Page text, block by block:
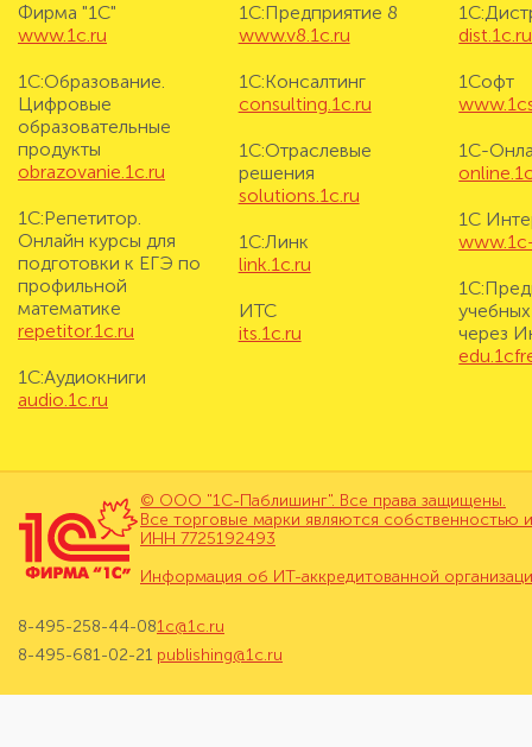
Фирма "1С"
www.1c.ru
1С:Образование.
Цифровые
образовательные
продукты
obrazovanie.1c.ru
1С:Репетитор.
Онлайн курсы для
подготовки к ЕГЭ по
профильной
математике
repetitor.1c.ru
1С:Аудиокниги
audio.1c.ru
1С:Предприятие 8
www.v8.1c.ru
1С:Консалтинг
consulting.1c.ru
1С:Отраслевые
решения
solutions.1c.ru
1С:Линк
link.1c.ru
ИТС
its.1c.ru
dist.1c.ru
1Софт
1С-
1С
через
© ООО "1С-Паблишинг". Все права защищены.
Все торговые марки являются собственностью
ИНН 7725192493
Информация об ИТ-аккредитованной
8-495-258-44-08
8-495-681-02-21
1c@1c.ru
publishing@1c.ru